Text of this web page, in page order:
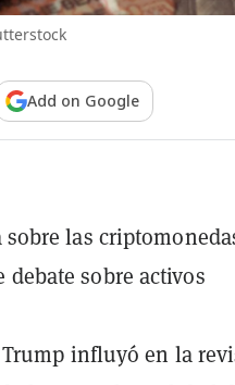
Add on Google
las
sobre activos
Trump influyó en la